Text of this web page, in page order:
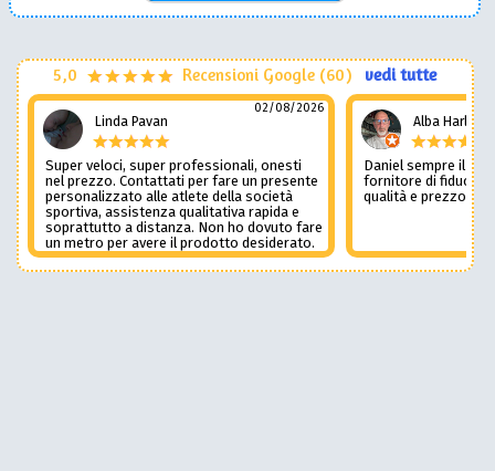
5,0 Recensioni Google (60) vedi tutte
Linda Pavan
02/08/2026
Super veloci, super professionali, onesti
nel prezzo. Contattati per fare un presente
personalizzato alle atlete della società
sportiva, assistenza qualitativa rapida e
soprattutto a distanza. Non ho dovuto fare
un metro per avere il prodotto desiderato.
Una assistenza del genere è rara e
preziosa. Credo li contatterò ancora in
Alba Harley
Daniel sempre il
fornitore di fiducia
qualità e prezzo